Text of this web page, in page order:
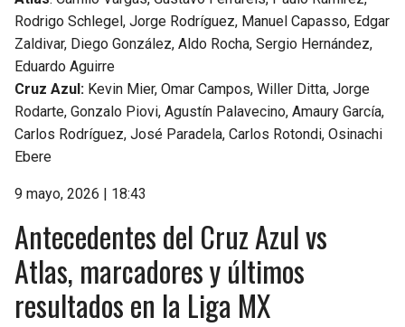
Rodrigo Schlegel, Jorge Rodríguez, Manuel Capasso, Edgar
Zaldivar, Diego González, Aldo Rocha, Sergio Hernández,
Eduardo Aguirre
Cruz Azul: Kevin Mier, Omar Campos, Willer Ditta, Jorge
Rodarte, Gonzalo Piovi, Agustín Palavecino, Amaury García,
Carlos Rodríguez, José Paradela, Carlos Rotondi, Osinachi
Ebere
9 mayo, 2026 | 18:43
Antecedentes del Cruz Azul vs
Atlas, marcadores y últimos
resultados en la Liga MX